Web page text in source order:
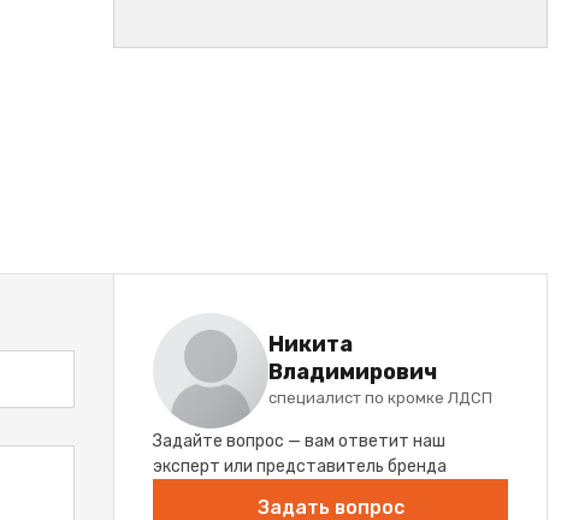
Никита
Владимирович
специалист по кромке ЛДСП
Задайте вопрос — вам ответит наш
эксперт или представитель бренда
Задать вопрос